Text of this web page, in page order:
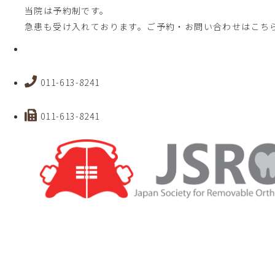
当院は予約制です。
急患も受け入れております。ご予約・お問い合わせはこち
011-613-8241
011-613-8241